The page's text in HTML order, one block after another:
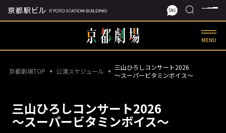
MENU
京都劇場TOP 公演スケジュール
三山ひろしコンサート2026
〜スーパービタミンボイス〜
三山ひろしコンサート2026
〜スーパービタミンボイス〜